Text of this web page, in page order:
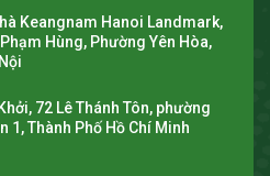
Keangnam Hanoi Landmark,
Hùng, Phường Yên Hòa,
72 Lê Thánh Tôn, phường
1, Thành Phố Hồ Chí Minh